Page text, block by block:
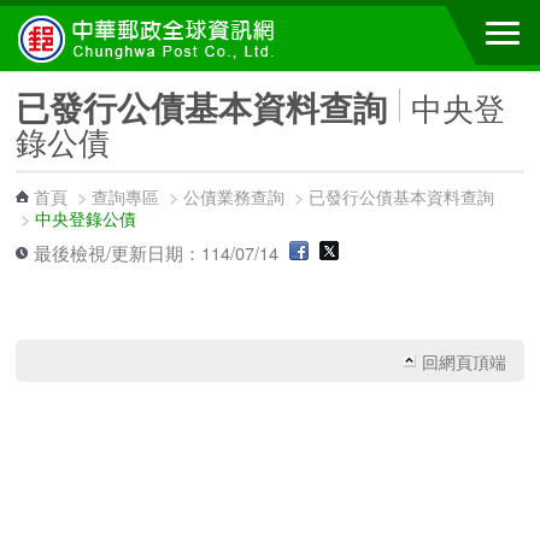
跳到主要內容區塊
已發行公債基本資料查詢 中央登
錄公債
首頁 >查詢專區 >公債業務查詢 > 已發行公債基本資料查詢
>中央登錄公債
最後檢視/更新日期：114/07/14
回網頁頂端